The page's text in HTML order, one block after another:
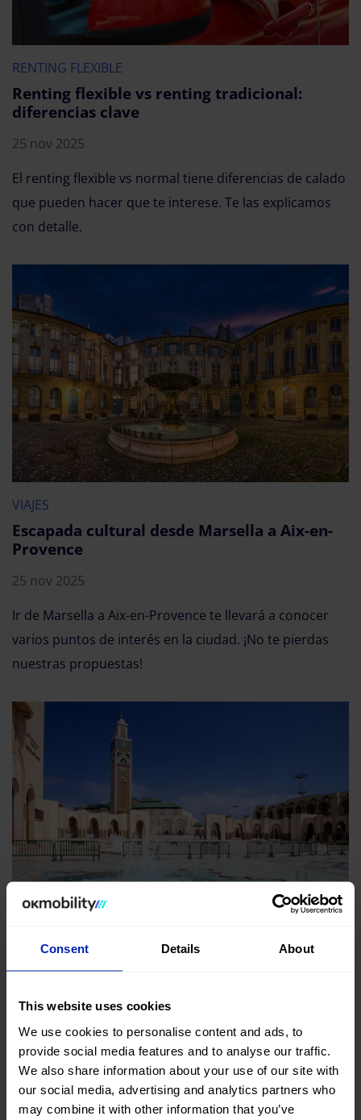
Consent Details About
This website uses cookies
We use cookies to personalise content and ads, to
provide social media features and to analyse our traffic.
We also share information about your use of our site with
our social media, advertising and analytics partners who
may combine it with other information that you’ve
RENTING FLEXIBLE
Renting flexible vs renting tradicional:
diferencias clave
25 nov 2025
El renting flexible vs normal tiene diferencias de calado
que pueden hacer que te interese. Te las explicamos
con detalle.
VIAJES
Escapada cultural desde Marsella a Aix-en-
Provence
25 nov 2025
Ir de Marsella a Aix-en-Provence te llevará a conocer
varios puntos de interés en la ciudad. ¡No te pierdas
nuestras propuestas!
VIAJES
Excursión desde Casablanca a Rabat y El
Viajar de Casablanca a Rabat y El Jadida es la mejor
excursión que puedes hacer en un solo día en coche
durante tu viaje a Marruecos.